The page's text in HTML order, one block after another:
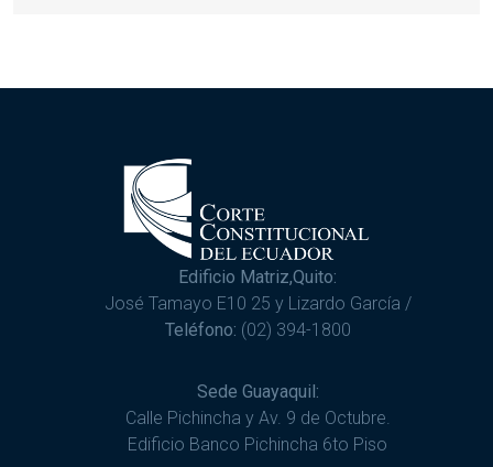
Edificio Matriz,Quito:
José Tamayo E10 25 y Lizardo García /
Teléfono: (02) 394-1800
Sede Guayaquil:
Calle Pichincha y Av. 9 de Octubre.
Edificio Banco Pichincha 6to Piso